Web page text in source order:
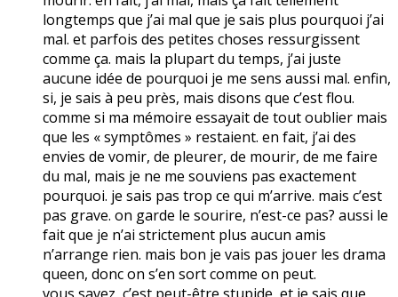
longtemps que j’ai mal que je sais plus pourquoi j’ai
mal. et parfois des petites choses ressurgissent
comme ça. mais la plupart du temps, j’ai juste
aucune idée de pourquoi je me sens aussi mal. enfin,
si, je sais à peu près, mais disons que c’est flou.
comme si ma mémoire essayait de tout oublier mais
que les « symptômes » restaient. en fait, j’ai des
envies de vomir, de pleurer, de mourir, de me faire
du mal, mais je ne me souviens pas exactement
pourquoi. je sais pas trop ce qui m’arrive. mais c’est
pas grave. on garde le sourire, n’est-ce pas? aussi le
fait que je n’ai strictement plus aucun amis
n’arrange rien. mais bon je vais pas jouer les drama
queen, donc on s’en sort comme on peut.